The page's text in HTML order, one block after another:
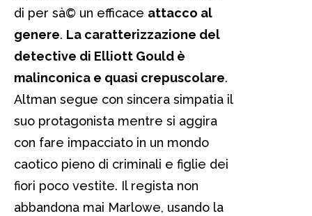
di per sà© un efficace attacco al
genere. La caratterizzazione del
detective di Elliott Gould è
malinconica e quasi crepuscolare.
Altman segue con sincera simpatia il
suo protagonista mentre si aggira
con fare impacciato in un mondo
caotico pieno di criminali e figlie dei
fiori poco vestite. Il regista non
abbandona mai Marlowe, usando la